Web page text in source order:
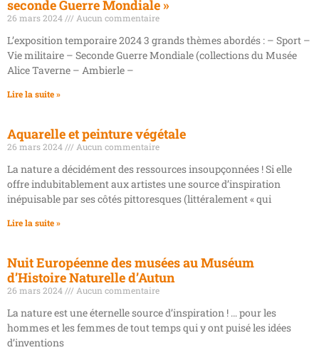
seconde Guerre Mondiale »
26 mars 2024 Aucun commentaire
L’exposition temporaire 2024 3 grands thèmes abordés : – Sport –
Vie militaire – Seconde Guerre Mondiale (collections du Musée
Alice Taverne – Ambierle –
Lire la suite »
Aquarelle et peinture végétale
26 mars 2024 Aucun commentaire
La nature a décidément des ressources insoupçonnées ! Si elle
offre indubitablement aux artistes une source d’inspiration
inépuisable par ses côtés pittoresques (littéralement « qui
Lire la suite »
Nuit Européenne des musées au Muséum
d’Histoire Naturelle d’Autun
26 mars 2024 Aucun commentaire
La nature est une éternelle source d’inspiration ! … pour les
hommes et les femmes de tout temps qui y ont puisé les idées
d’inventions